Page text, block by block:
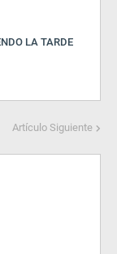
LA TARDE
Artículo Siguiente